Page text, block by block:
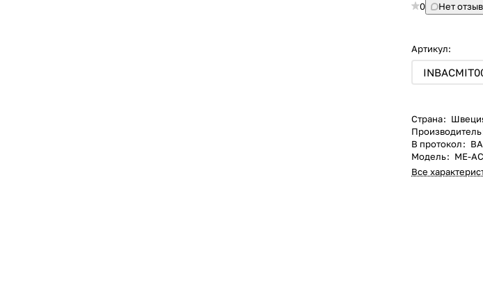
0 Нет
Артикул:
Страна:
Производитель
В протокол:
Модель: ME-
Все